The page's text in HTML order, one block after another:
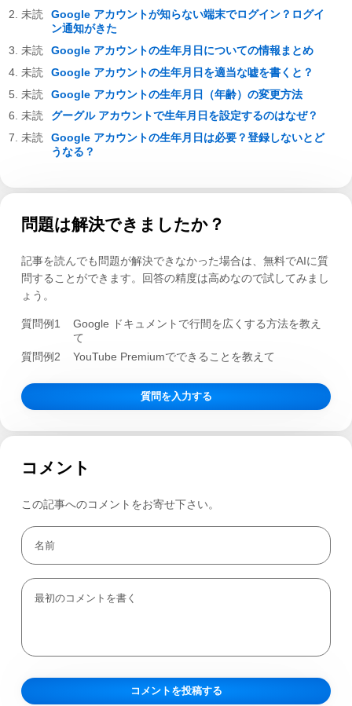
Google アカウントが知らない端末でログイン？ログイ
ン通知がきた
Google アカウントの生年月日についての情報まとめ
Google アカウントの生年月日を適当な嘘を書くと？
Google アカウントの生年月日（年齢）の変更方法
グーグル アカウントで生年月日を設定するのはなぜ？
Google アカウントの生年月日は必要？登録しないとど
うなる？
問題は解決できましたか？
記事を読んでも問題が解決できなかった場合は、無料でAIに質
問することができます。回答の精度は高めなので試してみまし
ょう。
質問例1
Google ドキュメントで行間を広くする方法を教え
て
質問例2
YouTube Premiumでできることを教えて
質問を入力する
コメント
この記事へのコメントをお寄せ下さい。